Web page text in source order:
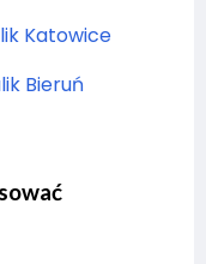
Katowice
Bieruń